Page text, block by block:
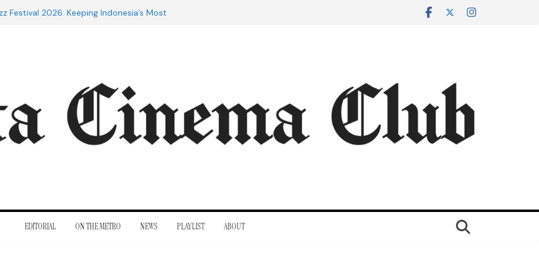
Festival 2026: Keeping Indonesia’s Most
Lesmana Reconnects with Four
History
to Adrian Lyne: Why the Marriage
infidèle Still Endures
EDITORIAL ON THE METRO NEWS PLAYLIST ABOUT